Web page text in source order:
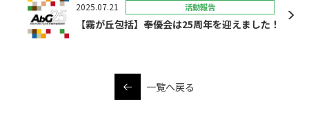
2025.07.21 活動報告
【霧が丘包括】奉優会は25周年を迎えました！
一覧へ戻る